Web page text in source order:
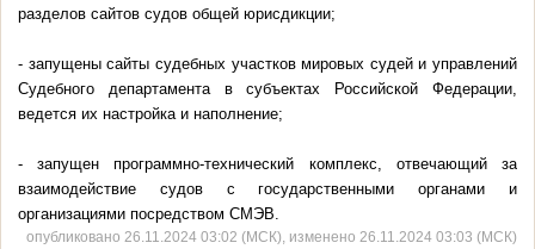
разделов сайтов судов общей юрисдикции;
- запущены сайты судебных участков мировых судей и управлений
Судебного департамента в субъектах Российской Федерации,
ведется их настройка и наполнение;
- запущен программно-технический комплекс, отвечающий за
взаимодействие судов с государственными органами и
организациями посредством СМЭВ.
опубликовано 26.11.2024 03:02 (МСК), изменено 26.11.2024 03:03 (МСК)